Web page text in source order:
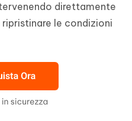
direttamente
le condizioni